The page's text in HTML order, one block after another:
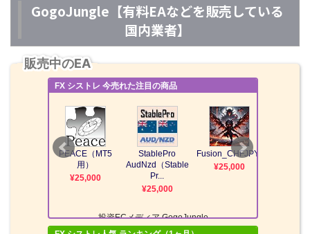
GogoJungle【有料EAなどを販売している
国内業者】
販売中のEA